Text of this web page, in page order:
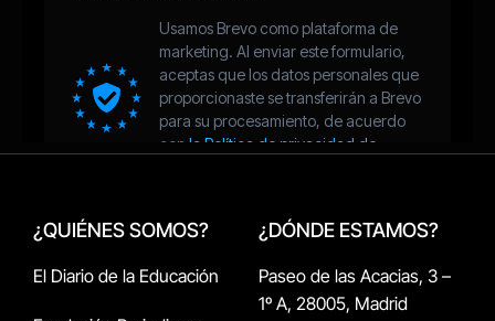
¿QUIÉNES SOMOS?
El Diario de la Educación
¿DÓNDE ESTAMOS?
Paseo de las Acacias, 3 –
1º A, 28005, Madrid